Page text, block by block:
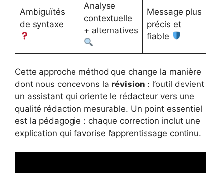
Ambiguïtés
de syntaxe
Analyse
contextuelle
+ alternatives
Message plus
précis et
fiable
Cette approche méthodique change la manière
dont nous concevons la révision : l’outil devient
un assistant qui oriente le rédacteur vers une
qualité rédaction mesurable. Un point essentiel
est la pédagogie : chaque correction inclut une
explication qui favorise l’apprentissage continu.